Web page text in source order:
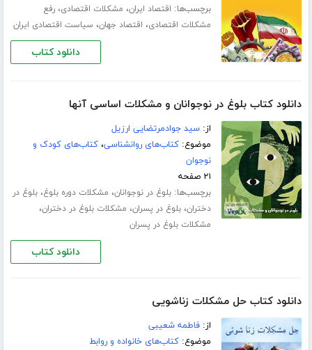
برچسب‌ها: اقتصاد ایران، مشکلات اقتصادی،رفع
مشکلات اقتصادی، اقتصاد جهان، سیاست اقتصادی ایران
دانلود کتاب
دانلود کتاب بلوغ در نوجوانان و مشکلات اساسی آنها
از:سید جوادمرتضایی ارزیل
موضوع:کتاب‌های روانشناسی،کتاب‌های کودک و
نوجوان
۲۱ صفحه
برچسب‌ها:بلوغ در نوجوانان، مشکلات دوره بلوغ،بلوغ در
دختران،بلوغ در پسران، مشکلات بلوغ در دختران،
مشکلات بلوغ در پسران
دانلود کتاب
دانلود کتاب حل مشکلات زناشویی
از:فاطمه شعیبی
موضوع:کتاب‌های خانواده و روابط